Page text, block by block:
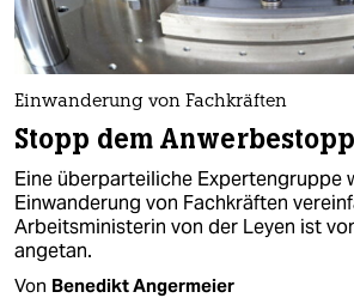
Einwanderung von Fachkräften
Stopp dem Anwerbestopp
Eine überparteiliche Expertengruppe
Einwanderung von Fachkräften
Arbeitsministerin von der Leyen ist
angetan.
Von Benedikt Angermeier